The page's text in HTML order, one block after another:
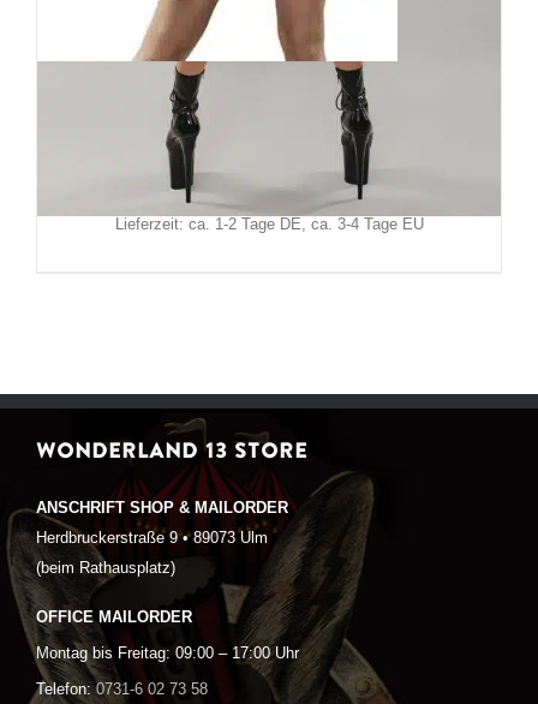
Demoniq Kleid Perlita
zzgl. Versand
Lieferzeit: ca. 1-2 Tage DE, ca. 3-4 Tage EU
WONDERLAND 13 STORE
ANSCHRIFT SHOP & MAILORDER
Herdbruckerstraße 9 • 89073 Ulm
(beim Rathausplatz)
OFFICE MAILORDER
Montag bis Freitag: 09:00 – 17:00 Uhr
Telefon: 0731-6 02 73 58